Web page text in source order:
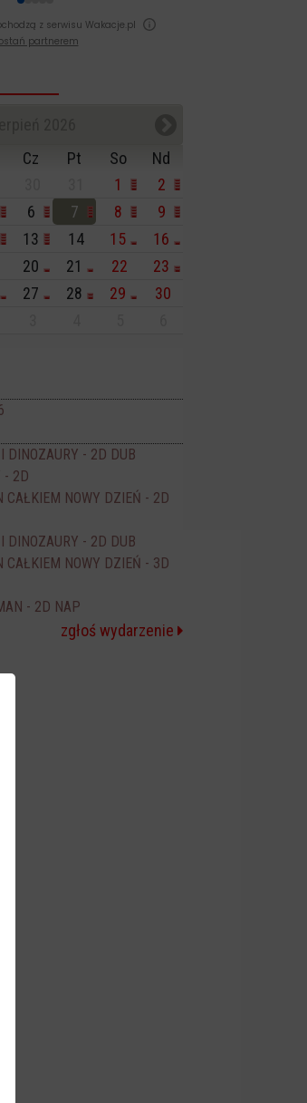
z serwisu Wakacje.pl
partnerem
Cz Pt So
Nd
1
2
6 7 8
9
13 14 15
16
20 21 22
23
27 28 29
30
DINOZAURY - 2D DUB
- 2D
CAŁKIEM NOWY DZIEŃ - 2D
DINOZAURY - 2D DUB
CAŁKIEM NOWY DZIEŃ - 3D
- 2D NAP
zgłoś wydarzenie